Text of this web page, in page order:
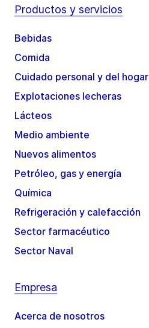
Productos y servicios
Bebidas
Comida
Cuidado personal y del hogar
Explotaciones lecheras
Lácteos
Medio ambiente
Nuevos alimentos
Petróleo, gas y energía
Química
Refrigeración y calefacción
Sector farmacéutico
Sector Naval
Empresa
Acerca de nosotros